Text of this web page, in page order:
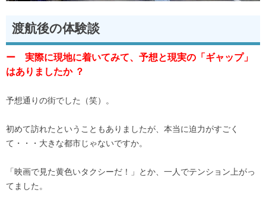
渡航後の体験談
ー 実際に現地に着いてみて、予想と現実の「ギャップ」
はありましたか ？
予想通りの街でした（笑）。
初めて訪れたということもありましたが、本当に迫力がすごく
て・・・大きな都市じゃないですか。
「映画で見た黄色いタクシーだ！」とか、一人でテンション上がっ
てました。